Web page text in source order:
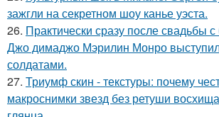
зажгли на секретном шоу канье уэста.
26. Практически сразу после свадьбы
Джо димаджо Мэрилин Монро
солдатами.
27. Триумф скин - текстуры: почему
макроснимки звезд без ретуши